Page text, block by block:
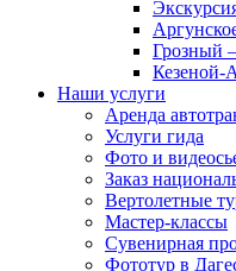
Грозный
Кезеной-
Наши услуги
Аренда
Услуги гида
Фото и
Заказ
Вертолетные
Мастер-классы
Сувенирная
Фототур в